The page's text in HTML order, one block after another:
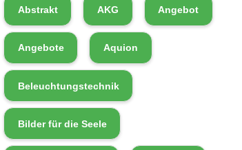
Abstrakt AKG Angebot
Angebote Aquion
Beleuchtungstechnik
Bilder für die Seele